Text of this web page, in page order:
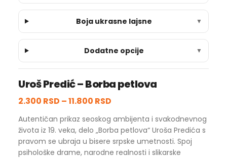
Boja ukrasne lajsne ▼
Dodatne opcije ▼
Uroš Predić – Borba petlova
2.300 RSD –11.800 RSD
Autentičan prikaz seoskog ambijenta i svakodnevnog
života iz 19. veka, delo „Borba petlova“ Uroša Predića s
pravom se ubraja u bisere srpske umetnosti. Spoj
psihološke drame, narodne realnosti i slikarske